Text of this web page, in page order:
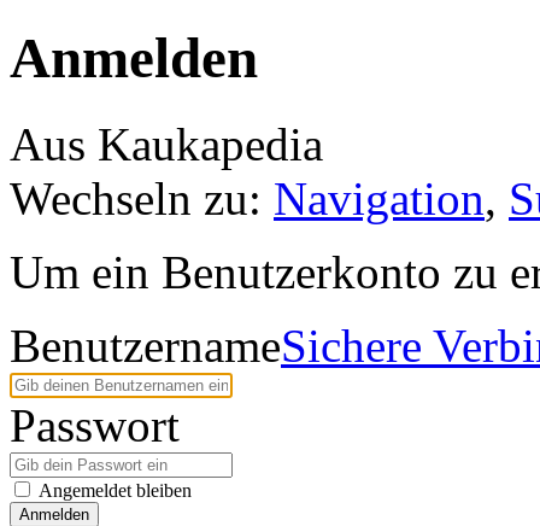
Anmelden
Aus Kaukapedia
Wechseln zu: Navigation,
Um ein Benutzerkonto zu
BenutzernameSichere
Passwort
Angemeldet bleiben
Anmelden